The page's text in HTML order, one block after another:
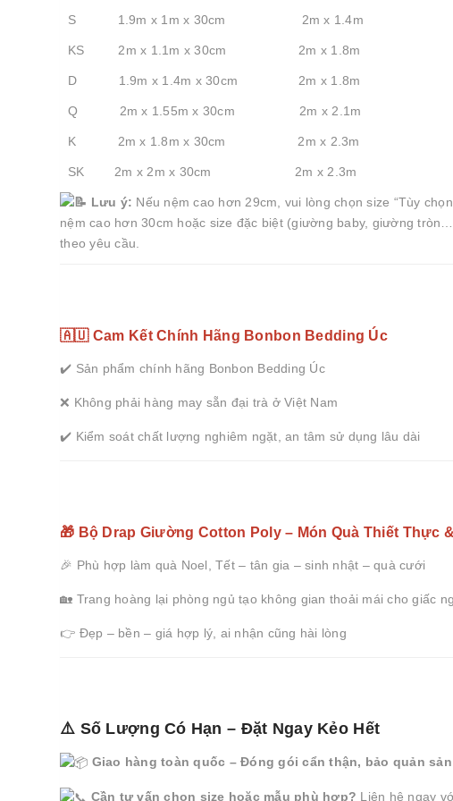
S 1.9m x 1m x 30cm 2m x 1.4m
KS 2m x 1.1m x 30cm 2m x 1.8m
D 1.9m x 1.4m x 30cm 2m x 1.8m
Q 2m x 1.55m x 30cm 2m x 2.1m
K 2m x 1.8m x 30cm 2m x 2.3m
SK 2m x 2m x 30cm 2m x 2.3m
Lưu ý: Nếu nệm cao hơn 29cm, vui lòng chọn size “Tùy
nệm cao hơn 30cm hoặc size đặc biệt (giường baby, giường
theo yêu cầu.
🇦🇺 Cam Kết Chính Hãng Bonbon Bedding Úc
✔️ Sản phẩm chính hãng Bonbon Bedding Úc
❌ Không phải hàng may sẵn đại trà ở Việt Nam
✔️ Kiểm soát chất lượng nghiêm ngặt, an tâm sử dụng lâu dài
🎁 Bộ Drap Giường Cotton Poly – Món Quà Thiết Thực
🎉 Phù hợp làm quà Noel, Tết – tân gia – sinh nhật – quà cưới
🏡 Trang hoàng lại phòng ngủ tạo không gian thoải mái cho giấc
👉 Đẹp – bền – giá hợp lý, ai nhận cũng hài lòng
⚠️ Số Lượng Có Hạn – Đặt Ngay Kẻo Hết
Giao hàng toàn quốc – Đóng gói cẩn thận, bảo quản
Cần tư vấn chọn size hoặc mẫu phù hợp? Liên hệ ngay